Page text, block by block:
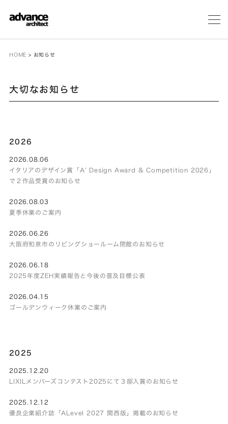
メ
HOME > お知らせ
大切なお知らせ
2026
2026.08.06
イタリアのデザイン賞「A’ Design Award & Competition 2026」
で２作品受賞のお知らせ
2026.08.03
夏季休業のご案内
2026.06.26
大阪府和泉市のリビングショールーム閉館のお知らせ
2026.06.18
2025年度ZEH実績報告と今後の普及目標公表
2026.04.15
ゴールデンウィーク休業のご案内
2025
2025.12.20
LIXILメンバーズコンテスト2025にて３邸入賞のお知らせ
2025.12.12
優良企業紹介誌「ALevel 2027 関西版」掲載のお知らせ